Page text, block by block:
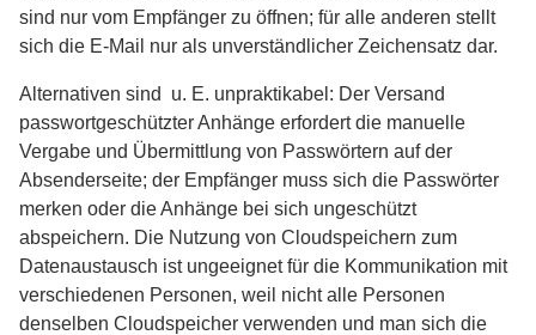
sind nur vom Empfänger zu öffnen; für alle anderen stellt
sich die E-Mail nur als unverständlicher Zeichensatz dar.
Alternativen sind u. E. unpraktikabel: Der Versand
passwortgeschützter Anhänge erfordert die manuelle
Vergabe und Übermittlung von Passwörtern auf der
Absenderseite; der Empfänger muss sich die Passwörter
merken oder die Anhänge bei sich ungeschützt
abspeichern. Die Nutzung von Cloudspeichern zum
Datenaustausch ist ungeeignet für die Kommunikation mit
verschiedenen Personen, weil nicht alle Personen
denselben Cloudspeicher verwenden und man sich die